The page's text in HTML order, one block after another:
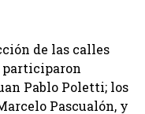
de las calles
participaron
Pablo Poletti; los
Pascualón, y